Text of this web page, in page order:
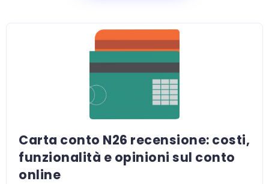
Carta conto N26 recensione: costi,
funzionalità e opinioni sul conto
online